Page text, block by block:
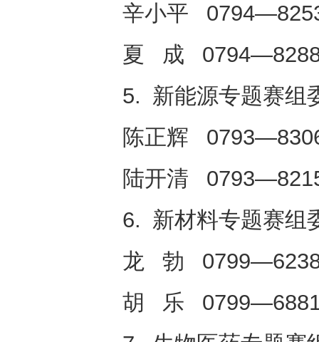
辛小平
夏 成
5. 新能源专题赛组
陈正辉
陆开清
6. 新材料专题赛组
龙 勃
胡 乐